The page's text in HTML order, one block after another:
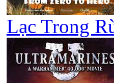
Lạc Trong